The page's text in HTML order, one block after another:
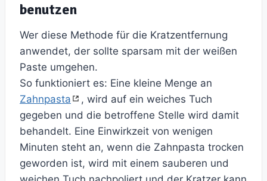
benutzen
Wer diese Methode für die Kratzentfernung
anwendet, der sollte sparsam mit der weißen
Paste umgehen.
So funktioniert es: Eine kleine Menge an
Zahnpasta
, wird auf ein weiches Tuch
gegeben und die betroffene Stelle wird damit
behandelt. Eine Einwirkzeit von wenigen
Minuten steht an, wenn die Zahnpasta trocken
geworden ist, wird mit einem sauberen und